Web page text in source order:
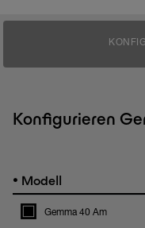
Konfigurieren
• Modell
Gemma 40 Am